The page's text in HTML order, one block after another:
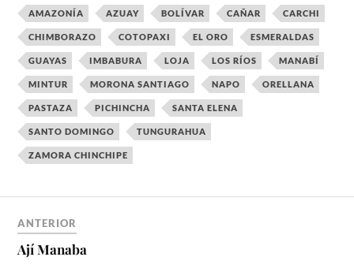
AMAZONÍA AZUAY BOLÍVAR CAÑAR CARCHI
CHIMBORAZO COTOPAXI EL ORO ESMERALDAS
GUAYAS IMBABURA LOJA LOS RÍOS MANABÍ
MINTUR MORONA SANTIAGO NAPO ORELLANA
PASTAZA PICHINCHA SANTA ELENA
SANTO DOMINGO TUNGURAHUA
ZAMORA CHINCHIPE
ANTERIOR
Ají Manaba